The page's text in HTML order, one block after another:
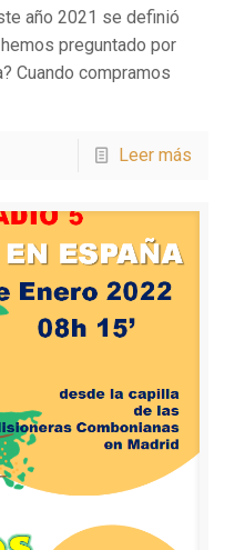
año 2021 se definió
preguntado por
Cuando compramos
Leer más